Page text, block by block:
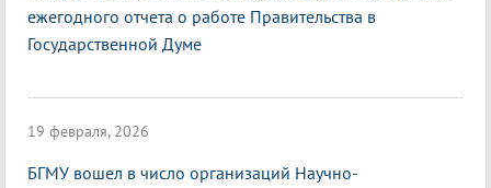
ежегодного отчета о работе Правительства в
Государственной Думе
19 февраля, 2026
БГМУ вошел в число организаций Научно-